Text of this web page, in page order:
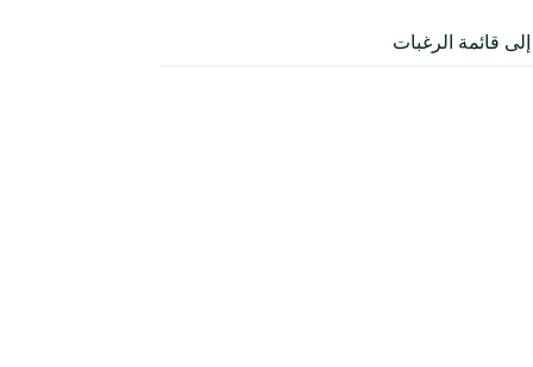
قائمة الرغبات